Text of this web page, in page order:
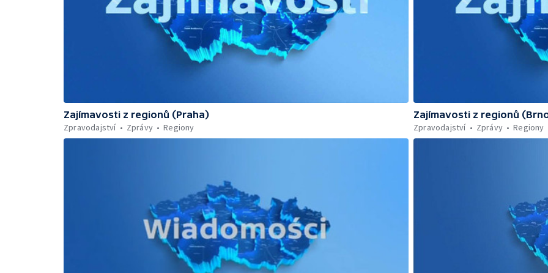
Zajímavosti z regionů (Praha)
Zpravodajství
Zprávy Regiony
Zajímavosti z regionů
Zpravodajství
Zprávy Regiony